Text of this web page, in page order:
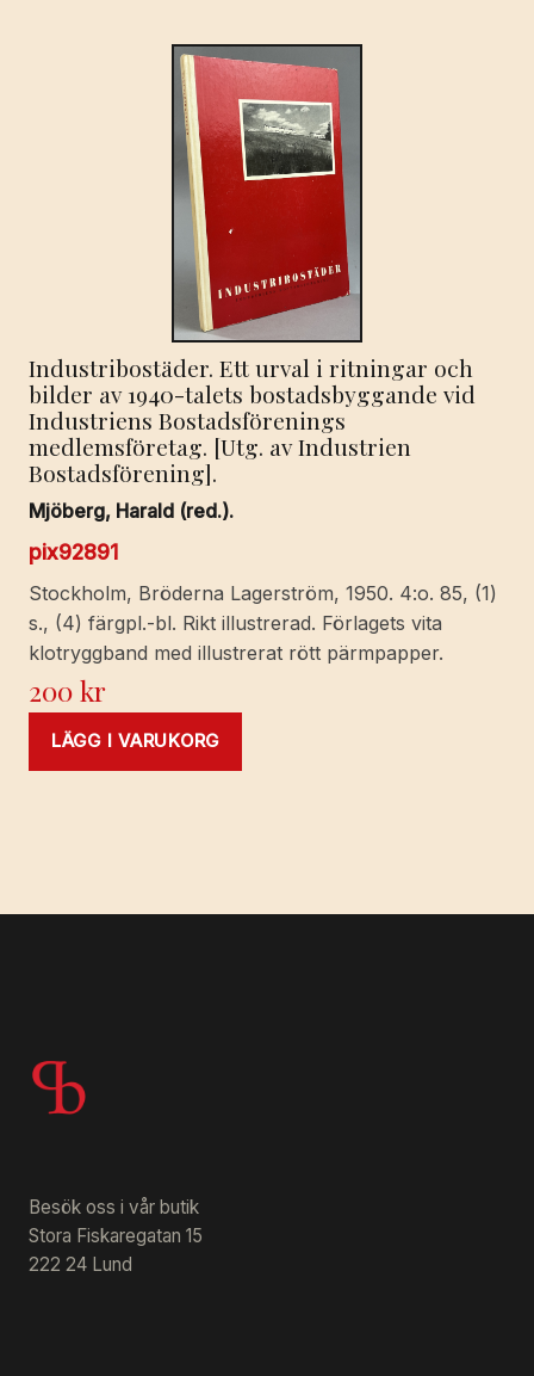
Industribostäder. Ett urval i ritningar och
bilder av 1940-talets bostadsbyggande vid
Industriens Bostadsförenings
medlemsföretag. [Utg. av Industrien
Bostadsförening].
Mjöberg, Harald (red.).
pix92891
Stockholm, Bröderna Lagerström, 1950. 4:o. 85, (1)
s., (4) färgpl.-bl. Rikt illustrerad. Förlagets vita
klotryggband med illustrerat rött pärmpapper.
200kr
LÄGG I VARUKORG
Besök oss i vår butik
Stora Fiskaregatan 15
222 24 Lund